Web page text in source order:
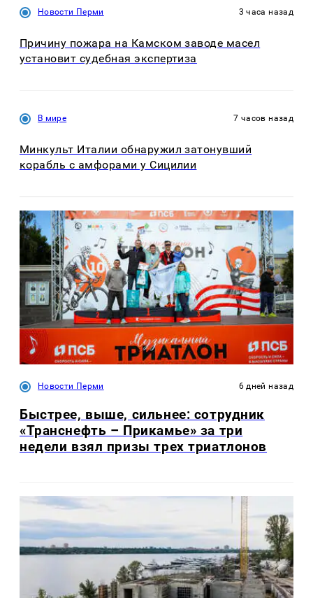
Новости Перми 3 часа назад
Причину пожара на Камском заводе масел
установит судебная экспертиза
В мире 7 часов назад
Минкульт Италии обнаружил затонувший
корабль с амфорами у Сицилии
Новости Перми 6 дней назад
Быстрее, выше, сильнее: сотрудник
«Транснефть – Прикамье» за три
недели взял призы трех триатлонов